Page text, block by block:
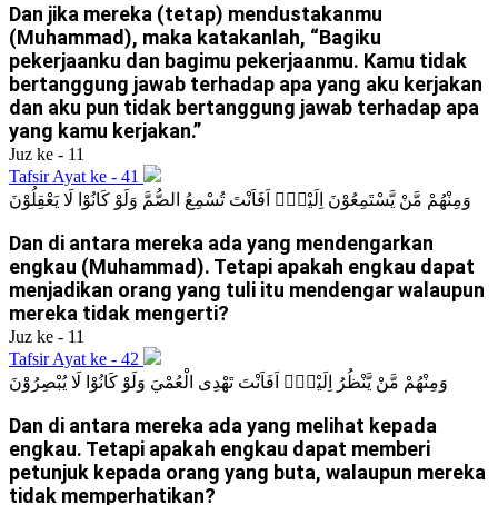
Dan jika mereka (tetap) mendustakanmu
(Muhammad), maka katakanlah, “Bagiku
pekerjaanku dan bagimu pekerjaanmu. Kamu tidak
bertanggung jawab terhadap apa yang aku kerjakan
dan aku pun tidak bertanggung jawab terhadap apa
yang kamu kerjakan.”
Juz ke - 11
Tafsir Ayat ke - 41
وَمِنْهُمْ مَّنْ يَّسْتَمِعُوْنَ اِلَيْكَۗ اَفَاَنْتَ تُسْمِعُ الصُّمَّ وَلَوْ كَانُوْا لَا يَعْقِلُوْنَ
Dan di antara mereka ada yang mendengarkan
engkau (Muhammad). Tetapi apakah engkau dapat
menjadikan orang yang tuli itu mendengar walaupun
mereka tidak mengerti?
Juz ke - 11
Tafsir Ayat ke - 42
وَمِنْهُمْ مَّنْ يَّنْظُرُ اِلَيْكَۗ اَفَاَنْتَ تَهْدِى الْعُمْيَ وَلَوْ كَانُوْا لَا يُبْصِرُوْنَ
Dan di antara mereka ada yang melihat kepada
engkau. Tetapi apakah engkau dapat memberi
petunjuk kepada orang yang buta, walaupun mereka
tidak memperhatikan?